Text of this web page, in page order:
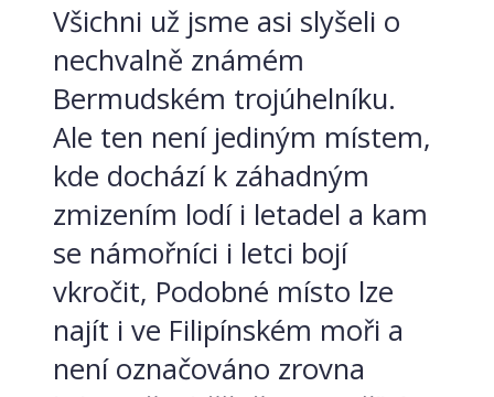
Všichni už jsme asi slyšeli o
nechvalně známém
Bermudském trojúhelníku.
Ale ten není jediným místem,
kde dochází k záhadným
zmizením lodí i letadel a kam
se námořníci i letci bojí
vkročit, Podobné místo lze
najít i ve Filipínském moři a
není označováno zrovna